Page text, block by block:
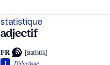
statistique
adjectif
FR [statistik]
1